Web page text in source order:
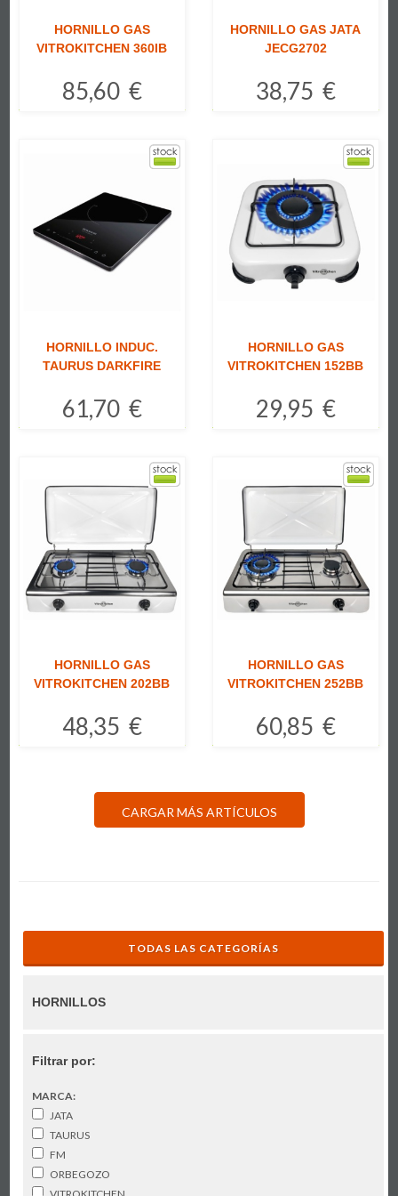
HORNILLO GAS
VITROKITCHEN 360IB
85,60 €
HORNILLO GAS JATA
JECG2702
38,75 €
HORNILLO INDUC.
TAURUS DARKFIRE
61,70 €
HORNILLO GAS
VITROKITCHEN 152BB
29,95 €
HORNILLO GAS
VITROKITCHEN 202BB
48,35 €
HORNILLO GAS
VITROKITCHEN 252BB
60,85 €
CARGAR MÁS ARTÍCULOS
TODAS LAS CATEGORÍAS
HORNILLOS
Filtrar por:
MARCA:
JATA
TAURUS
FM
ORBEGOZO